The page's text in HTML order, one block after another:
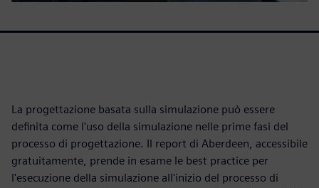
La progettazione basata sulla simulazione può essere
definita come l'uso della simulazione nelle prime fasi del
processo di progettazione. Il report di Aberdeen, accessibile
gratuitamente, prende in esame le best practice per
l'esecuzione della simulazione all'inizio del processo di